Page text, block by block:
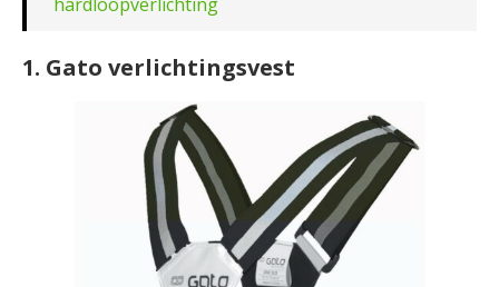
1. Gato verlichtingsvest